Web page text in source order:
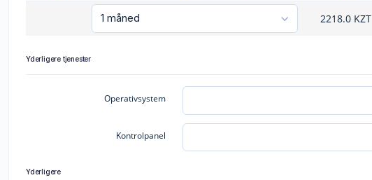
2218.0KZT
Yderligere tjenester
Operativsystem
Kontrolpanel
Yderligere